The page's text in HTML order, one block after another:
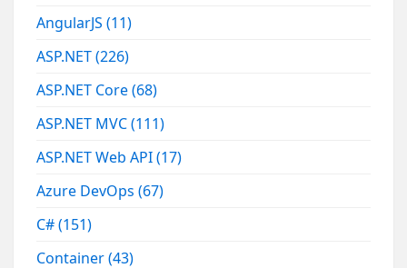
AngularJS(11)
ASP.NET(226)
ASP.NET Core(68)
ASP.NET MVC(111)
ASP.NET Web API(17)
Azure DevOps(67)
C#(151)
Container(43)